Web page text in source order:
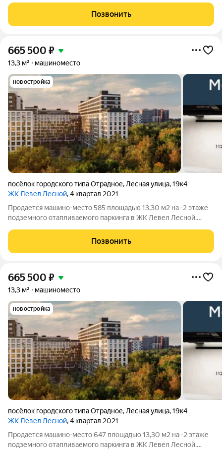
организовать большой шкаф для хранения, либо использовать
дополнительную площадь для парковки
Позвонить
665 500 ₽
13,3 м² машиноместо
новостройка
посёлок городского типа Отрадное, Лесная улица,19к4
ЖК Левел Лесной, 4 квартал 2021
Продается машино-место 585 площадью 13,30 м2 на -2 этаже
подземного отапливаемого паркинга в ЖК Левел Лесной.
организовать большой шкаф для хранения, либо использовать
дополнительную площадь для парковки
Позвонить
665 500 ₽
13,3 м² машиноместо
новостройка
посёлок городского типа Отрадное, Лесная улица,19к4
ЖК Левел Лесной, 4 квартал 2021
Продается машино-место 647 площадью 13,30 м2 на -2 этаже
подземного отапливаемого паркинга в ЖК Левел Лесной.